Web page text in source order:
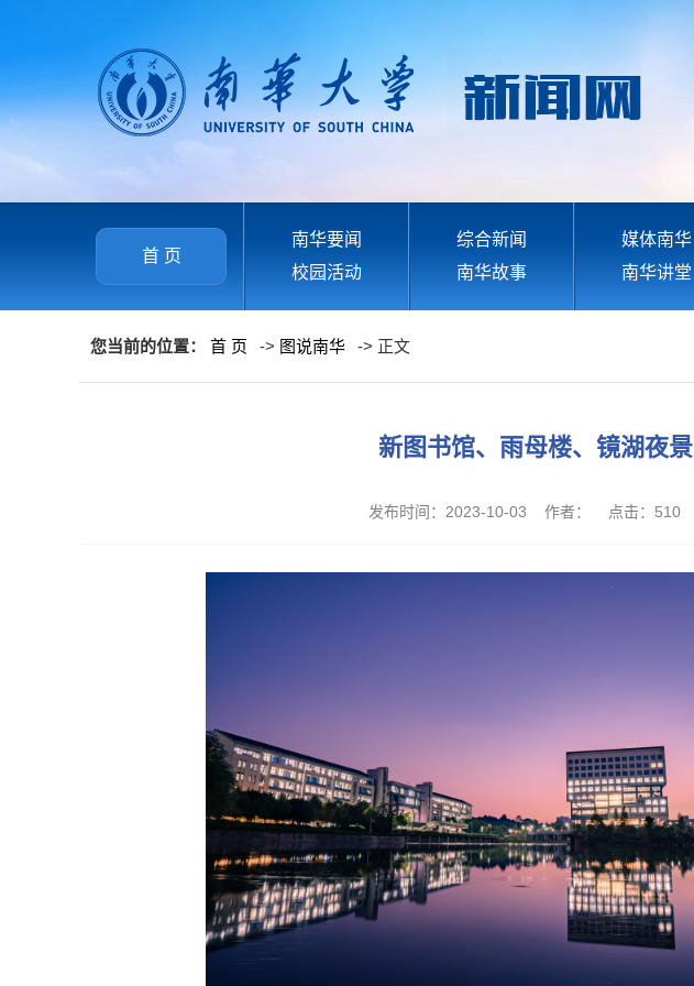
首 页
南华要闻 综合新闻 媒体南华
校园活动
南华故事 南华讲堂
您当前的位置： 首 页 -> 图说南华 -> 正文
新图书馆、雨母楼、镜湖夜景
发布时间：2023-10-03 作者： 点击： 510